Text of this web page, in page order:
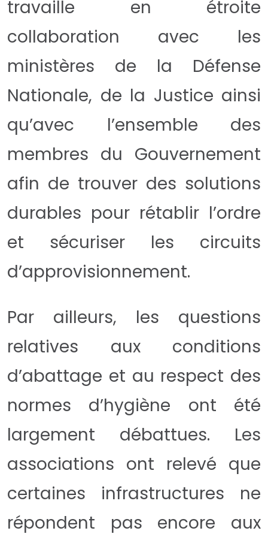
travaille en étroite
collaboration avec les
ministères de la Défense
Nationale, de la Justice ainsi
qu’avec l’ensemble des
membres du Gouvernement
afin de trouver des solutions
durables pour rétablir l’ordre
et sécuriser les circuits
d’approvisionnement.
Par ailleurs, les questions
relatives aux conditions
d’abattage et au respect des
normes d’hygiène ont été
largement débattues. Les
associations ont relevé que
certaines infrastructures ne
répondent pas encore aux